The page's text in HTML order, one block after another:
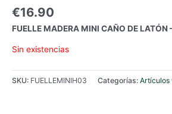
€16.90
FUELLE MADERA MINI CAÑO DE LATÓN
Sin existencias
SKU: FUELLEMINIH03 Categorías: Artículos